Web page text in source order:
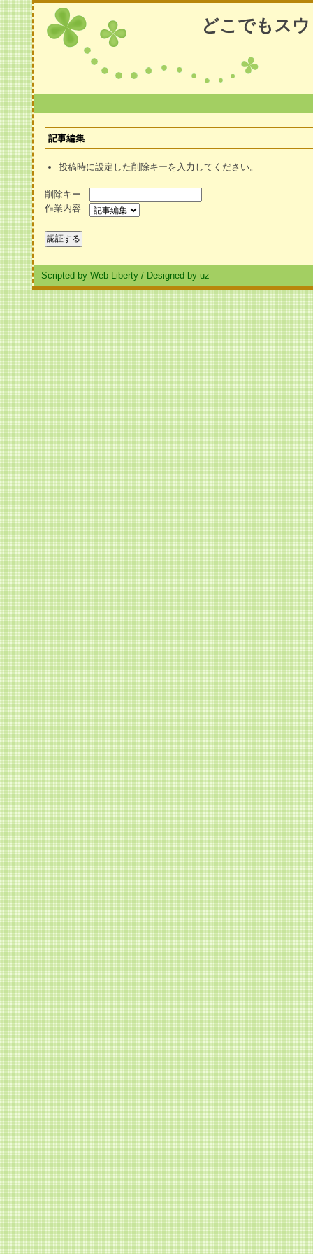
どこでもス
記事編集
投稿時に設定した削除キーを入力してください。
削除キー
作業内容
Scripted by Web Liberty / Designed by uz